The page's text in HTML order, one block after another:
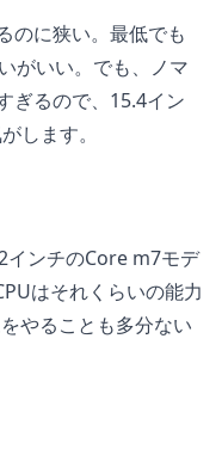
のに狭い。最低でも
がいい。でも、ノマ
ぎるので、15.4イン
します。
ンチのCore m7モデ
はそれくらいの能力
やることも多分ない